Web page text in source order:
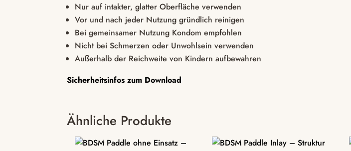
Nur auf intakter, glatter Oberfläche verwenden
Vor und nach jeder Nutzung gründlich reinigen
Bei gemeinsamer Nutzung Kondom empfohlen
Nicht bei Schmerzen oder Unwohlsein verwenden
Außerhalb der Reichweite von Kindern aufbewahren
Sicherheitsinfos zum Download
Ähnliche Produkte